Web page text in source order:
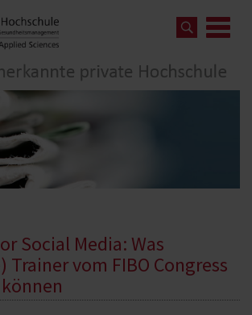
Social Media: Was
Trainer vom FIBO Congress